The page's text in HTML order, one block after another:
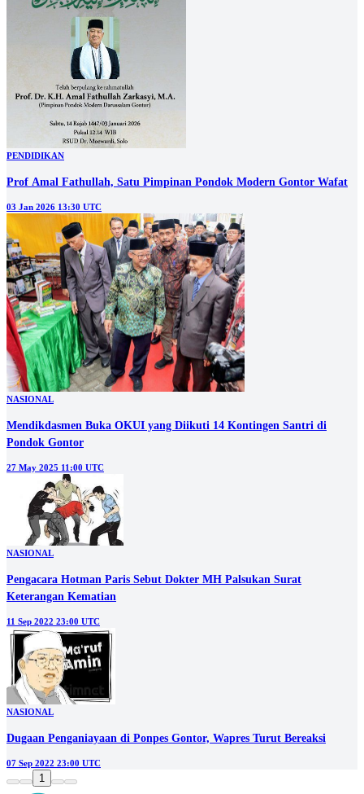
PENDIDIKAN
Prof Amal Fathullah, Satu Pimpinan Pondok Modern Gontor Wafat
03 Jan 2026 13:30 UTC
NASIONAL
Mendikdasmen Buka OKUI yang Diikuti 14 Kontingen Santri di
Pondok Gontor
27 May 2025 11:00 UTC
NASIONAL
Pengacara Hotman Paris Sebut Dokter MH Palsukan Surat
Keterangan Kematian
11 Sep 2022 23:00 UTC
NASIONAL
Dugaan Penganiayaan di Ponpes Gontor, Wapres Turut Bereaksi
07 Sep 2022 23:00 UTC
1